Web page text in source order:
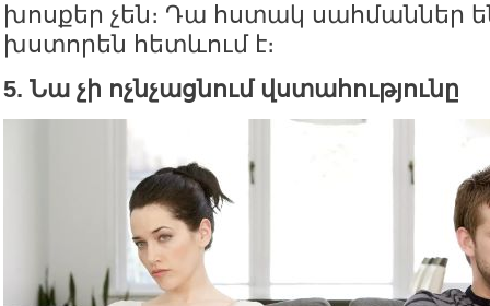
խոսքեր չեն։ Դա հստակ սահմաններ
խստորեն հետևում է։
5. Նա չի ոչնչացնում վստահությունը